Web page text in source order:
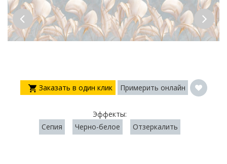
Заказать в один клик Примерить онлайн
Эффекты:
Сепия
Черно-белое Отзеркалить